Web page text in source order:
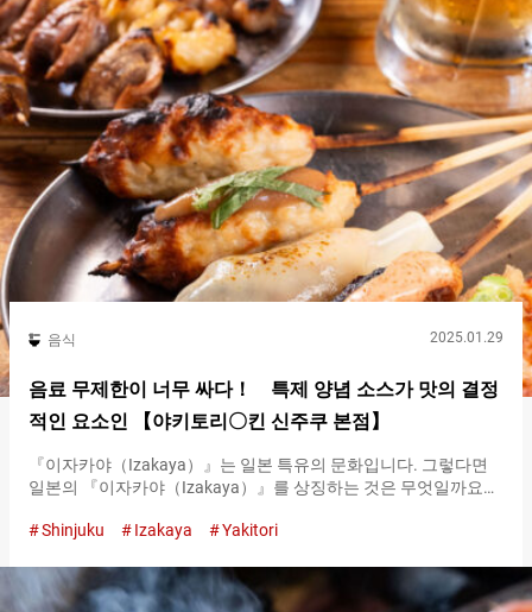
야키토리입니다. 롯폰기 인기 야키토리 가게 『야키토리 모에
（YAKITORI MOE）』에서 먹고 싶은 꼬치들 숯불로 구운 야키토
리는 어느 것이든 가져오는 순간 맛의 확신을 줍니다. 가게 추천 메
뉴인 『네기마(파닭꼬치)（Negima skewer）』는 불필요한 지방
이 빠지고, 다리살의 피부는 바삭하며, 즐거운 식감을 제공합니다.
안은 부드럽고, 구워서 단맛이 증가한 파와의 궁합도 뛰어납니다.
높은 화력 기술로 인해 다리살의 매력이 돋보입니다. 『네기마(파
닭꼬치)（Negima skewer）』 １개 ４８０엔(세금 포함) 다리살
의 뿌리인 『소리(다리살 일부)（chicken oysters）』는 『네기마
(파닭꼬치)（Negima skewer）』보다 탄력 있는 고기질을 즐길…
음식 2025.01.29
음료 무제한이 너무 싸다！ 특제 양념 소스가 맛의 결정
적인 요소인 【야키토리〇킨 신주쿠 본점】
『이자카야（Izakaya）』는 일본 특유의 문화입니다. 그렇다면
일본의 『이자카야（Izakaya）』를 상징하는 것은 무엇일까요？
불리는 서비스가 있습니다. 지정된 음료라면 얼마나 마시든 요금
drink）』는 일본의 『이자카야（Izakaya）』에서 자주 볼 수 있
는 서비스입니다. 『야키토리〇킨（Yakitori Marukin）』에서도
Shinjuku Izakaya Yakitori